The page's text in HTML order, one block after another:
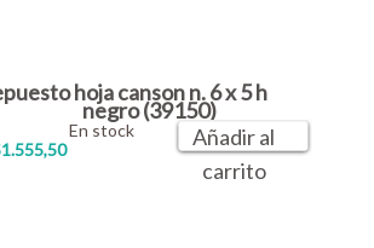
hoja canson n. 6 x 5 h
negro (39150)
En stock
Añadir al
carrito